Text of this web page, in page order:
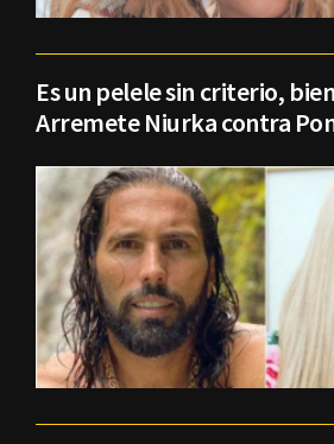
Es un pelele sin criterio,
Arremete Niurka contra